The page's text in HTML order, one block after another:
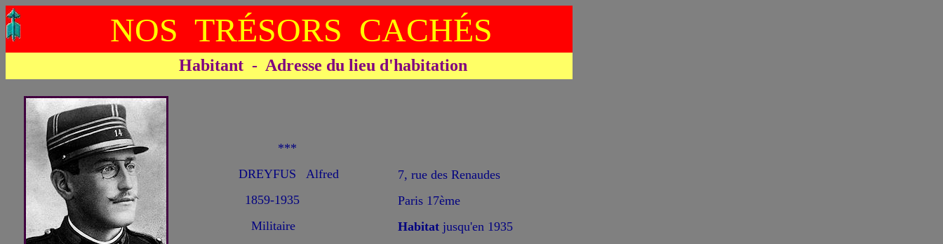
NOS TRÉSORS CACHÉS
Habitant - Adresse du lieu d'habitation
***
DREYFUS Alfred
1859-1935
Militaire
7, rue des Renaudes
Paris 17ème
Habitat jusqu'en 1935